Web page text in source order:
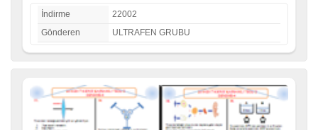
İndirme
22002
Gönderen
ULTRAFEN GRUBU